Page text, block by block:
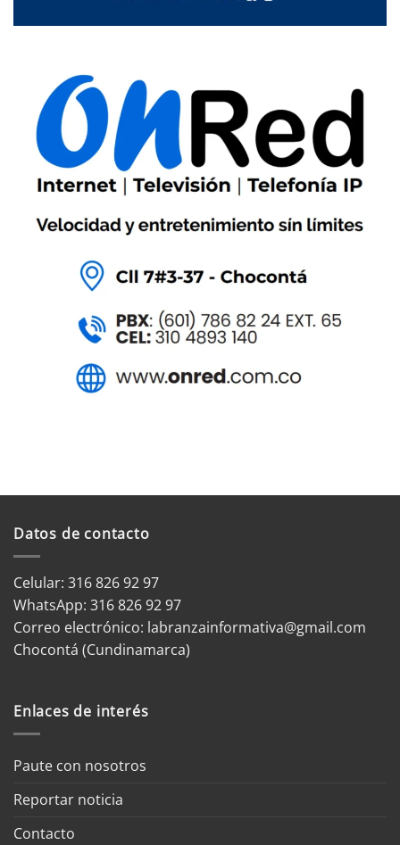
Datos de contacto
Celular: 316 826 92 97
WhatsApp: 316 826 92 97
Correo electrónico: labranzainformativa@gmail.com
Chocontá (Cundinamarca)
Enlaces de interés
Paute con nosotros
Reportar noticia
Contacto